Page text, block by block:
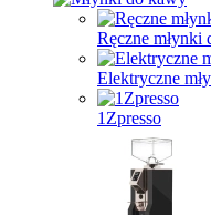
Ręczne młynki
Elektryczne
1Zpresso